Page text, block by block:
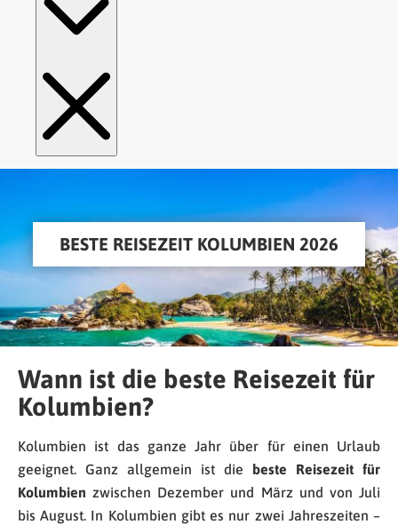
BESTE REISEZEIT KOLUMBIEN 2026
Wann ist die beste Reisezeit für
Kolumbien?
Kolumbien ist das ganze Jahr über für einen Urlaub
geeignet. Ganz allgemein ist die
beste Reisezeit für
Kolumbien zwischen Dezember und März und von Juli
bis August. In Kolumbien gibt es nur zwei Jahreszeiten –